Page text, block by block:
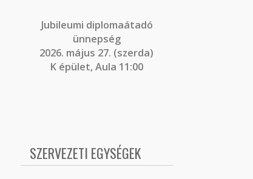
Jubileumi diplomaátadó
ünnepség
2026. május 27. (szerda)
K épület, Aula 11:00
SZERVEZETI EGYSÉGEK